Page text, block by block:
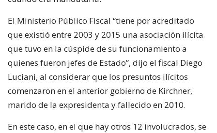
El Ministerio Público Fiscal “tiene por acreditado
que existió entre 2003 y 2015 una asociación ilícita
que tuvo en la cúspide de su funcionamiento a
quienes fueron jefes de Estado”, dijo el fiscal Diego
Luciani, al considerar que los presuntos ilícitos
comenzaron en el anterior gobierno de Kirchner,
marido de la expresidenta y fallecido en 2010.
En este caso, en el que hay otros 12 involucrados, se